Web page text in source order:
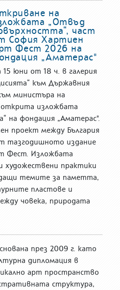
на
„Отвъд
част
София Хартиен
Фест 2026 на
„Аматерас"
15 юни от 18 ч. в галерия
към Държавния
министъра на
изложбата
на фондация „Аматерас".
проект между България
тазгодишното издание
Фест. Изложбата
художествени практики
темите за паметта,
пластове и
човека, природата
през 2009 г. като
дипломация в
арт пространство
структура,